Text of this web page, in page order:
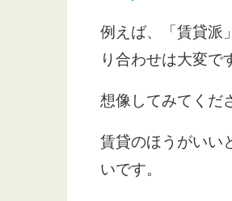
例えば、「賃貸派
り合わせは大変で
想像してみてくだ
賃貸のほうがいい
いです。